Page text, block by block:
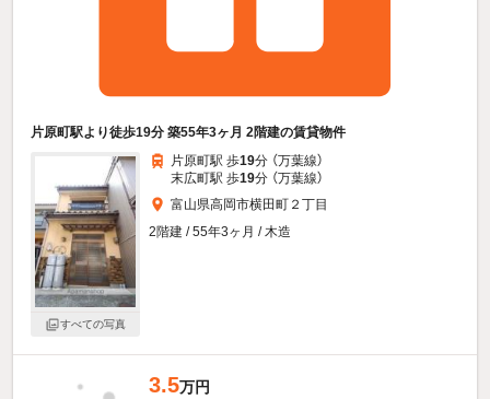
片原町駅より徒歩19分 築55年3ヶ月 2階建の賃貸物件
すべての写真
片原町駅 歩19分 （万葉線）
末広町駅 歩19分 （万葉線）
富山県高岡市横田町２丁目
2階建 / 55年3ヶ月 / 木造
3.5万円